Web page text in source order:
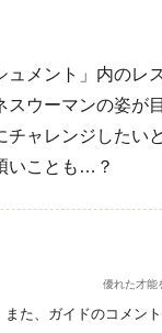
メント」内のレ
ウーマンの姿が
チャレンジしたい
いことも…？
優れた才能
た、ガイドのコメン